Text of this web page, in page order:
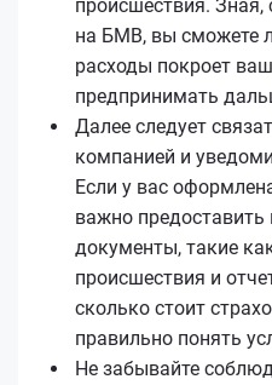
происшествия. Зная,
на БМВ, вы сможете
расходы покроет
предпринимать
Далее следует
компанией и
Если у вас
важно
документы, такие
происшествия и
сколько стоит
правильно понять
Не забывайте